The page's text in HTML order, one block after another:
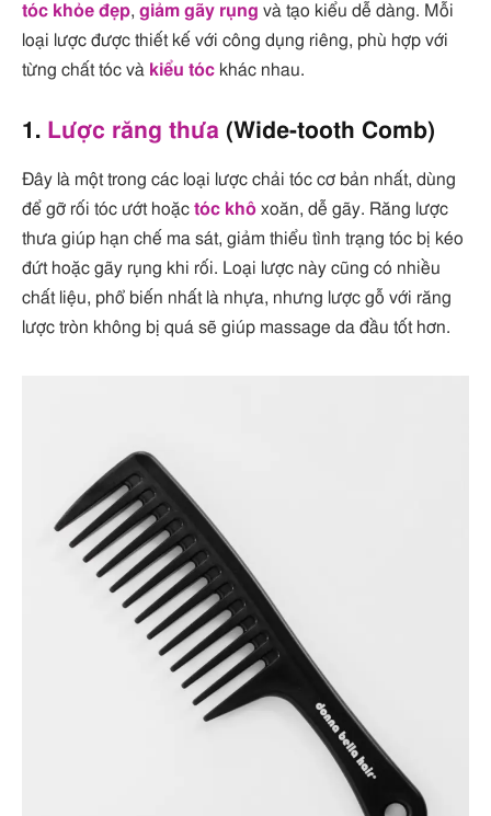
tóc khỏe đẹp, giảm gãy rụng và tạo kiểu dễ dàng. Mỗi
loại lược được thiết kế với công dụng riêng, phù hợp với
từng chất tóc và kiểu tóc khác nhau.
1. Lược răng thưa (Wide-tooth Comb)
Đây là một trong các loại lược chải tóc cơ bản nhất, dùng
để gỡ rối tóc ướt hoặc tóc khô xoăn, dễ gãy. Răng lược
thưa giúp hạn chế ma sát, giảm thiểu tình trạng tóc bị kéo
đứt hoặc gãy rụng khi rối. Loại lược này cũng có nhiều
chất liệu, phổ biến nhất là nhựa, nhưng lược gỗ với răng
lược tròn không bị quá sẽ giúp massage da đầu tốt hơn.